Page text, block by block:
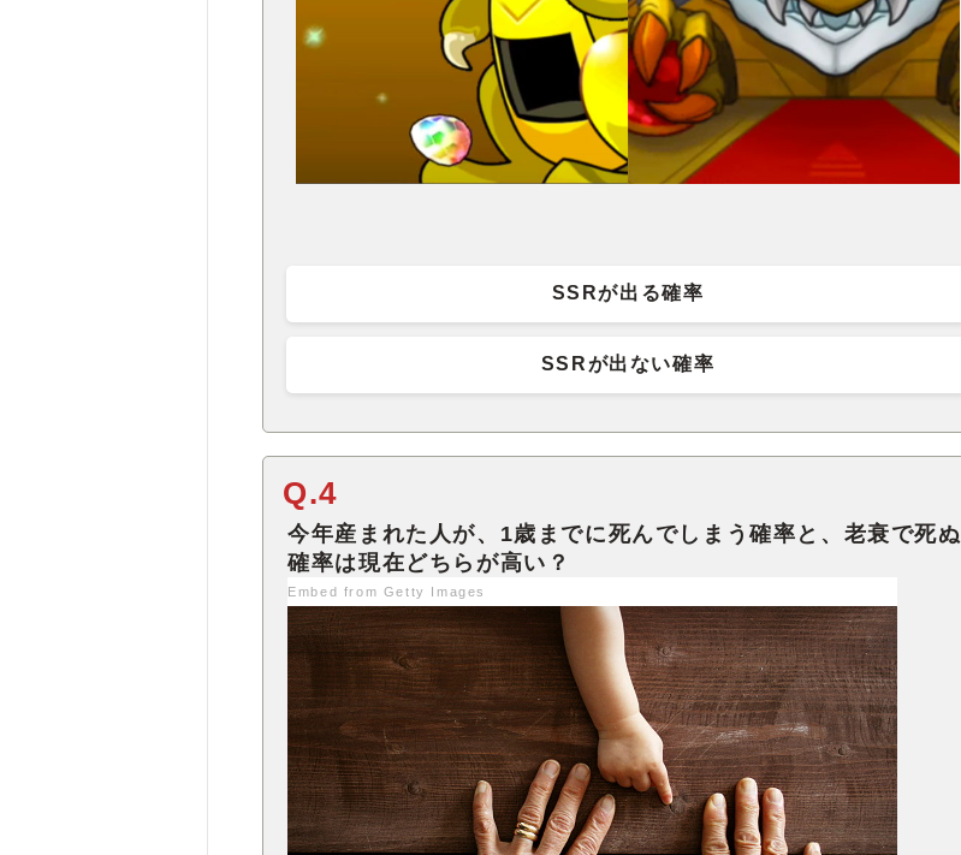
SSRが出る確率
SSRが出ない確率
Q.4
今年産まれた人が、1歳までに死んでしまう確率と、老衰で死ぬ
Embed from Getty Images